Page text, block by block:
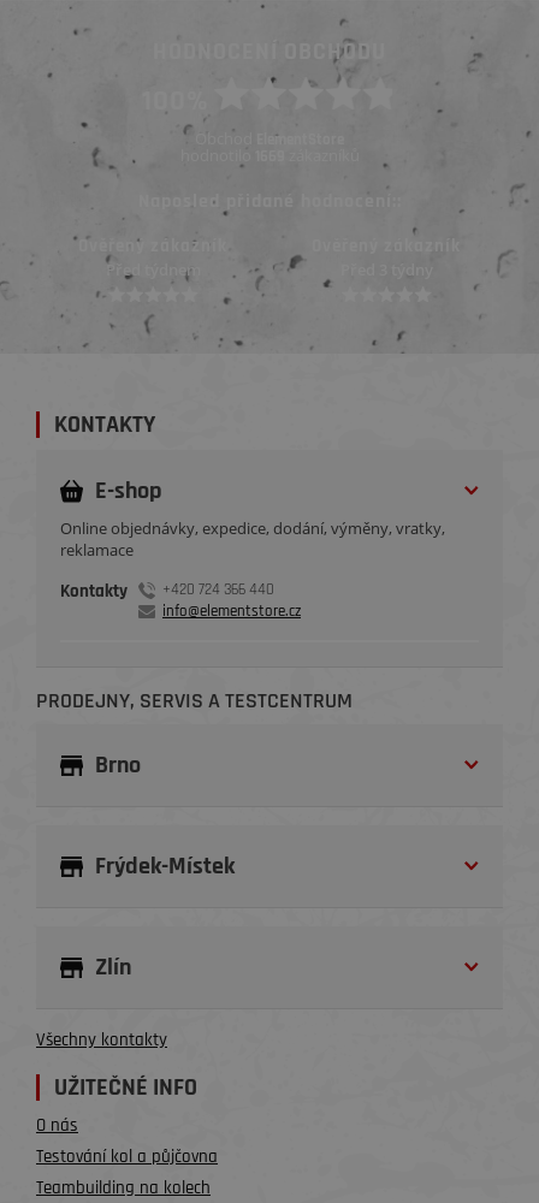
HODNOCENÍ OBCHODU
Obchod ElementStore
hodnotilo
Naposled přidané hodnocení::
Ověřený zákazník
Před 3 týdny
KONTAKTY
E-shop
Online objednávky, expedice, dodání, výměny, vratky,
reklamace
Kontakty
+420 724 366 440
info@elementstore.cz
PRODEJNY, SERVIS A TESTCENTRUM
Brno
Frýdek-Místek
Zlín
Všechny kontakty
UŽITEČNÉ INFO
O nás
Testování kol a půjčovna
Teambuilding na kolech